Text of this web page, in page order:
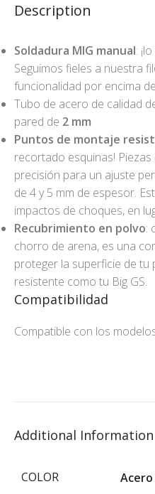
Description
Soldadura MIG manual:
Seguimos fieles a nuestra
funcionalidad por encima
Tubo de acero de calidad
pared de 2 mm
Puntos de montaje
recortado esquinas!
precisión para un ajuste
de 4 y 5 mm de espesor.
impactos de choques, en
Recubrimiento en polvo:
chorro de arena, es una
proteger la superficie de tu
resistente como tu Big GS.
Compatibilidad
Compatible con los
Additional Information
COLOR